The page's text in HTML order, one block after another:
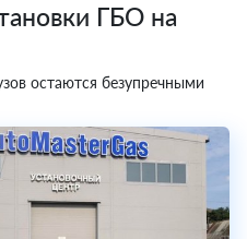
ГБО на
остаются безупречными